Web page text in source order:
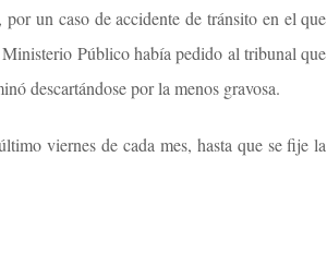
por un caso de accidente de tránsito en el que
Público había pedido al tribunal que
descartándose por la menos gravosa.
viernes de cada mes, hasta que se fije la